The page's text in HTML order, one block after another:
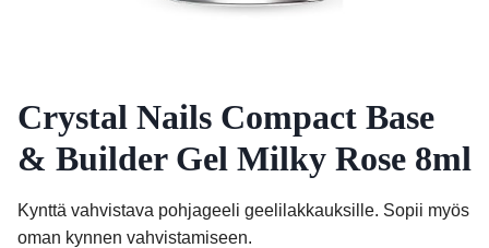
Crystal Nails Compact Base
& Builder Gel Milky Rose 8ml
Kynttä vahvistava pohjageeli geelilakkauksille. Sopii myös
oman kynnen vahvistamiseen.